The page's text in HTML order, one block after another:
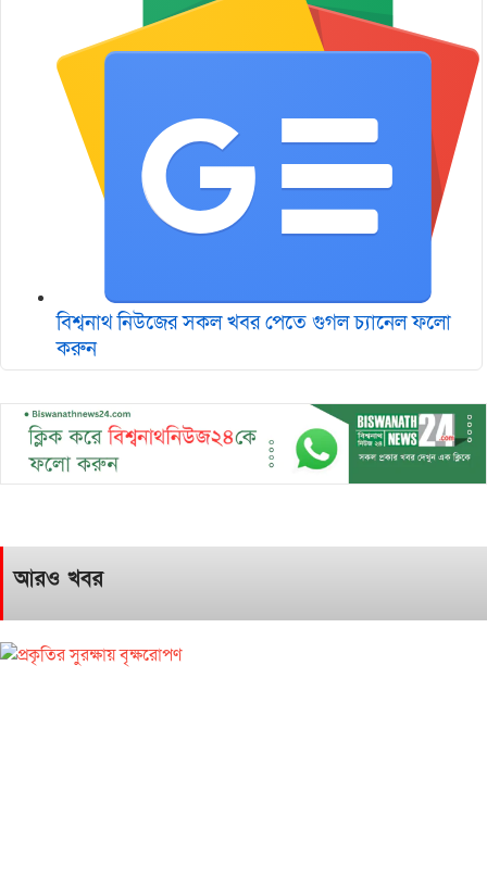
বিশ্বনাথ নিউজের সকল খবর পেতে গুগল চ‌্যানেল ফলো
করুন
আরও খবর